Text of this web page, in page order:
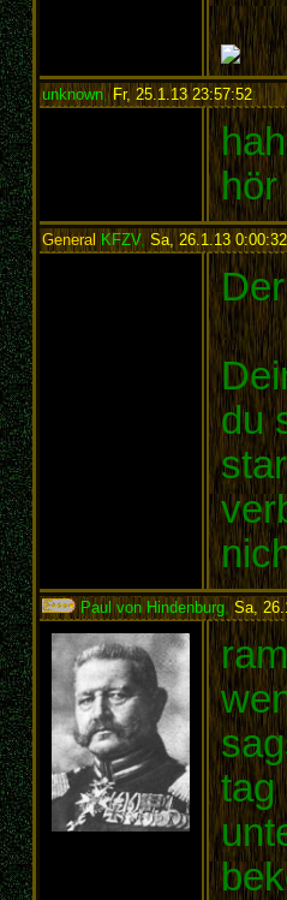
unknown,Fr, 25.1.13 23:57:52:
General KFZV, Sa, 26.1.13 0:00:32
du
Paul von Hindenburg, Sa,
tag